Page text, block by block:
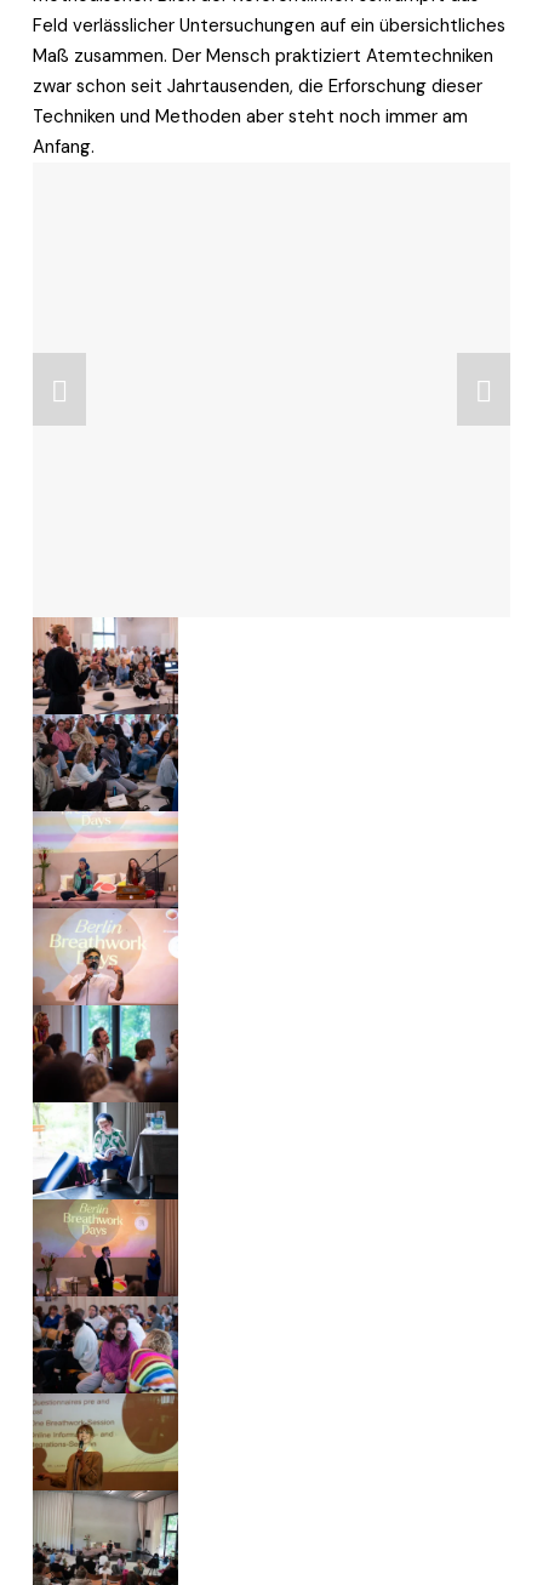
Feld verlässlicher Untersuchungen auf ein übersichtliches
Maß zusammen. Der Mensch praktiziert Atemtechniken
zwar schon seit Jahrtausenden, die Erforschung dieser
Techniken und Methoden aber steht noch immer am
Anfang.